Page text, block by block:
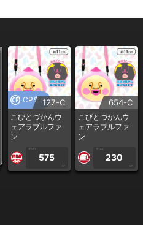
CP専用127-C
こびとづかんウ
ェアラブルファ
ン
1PLAY
575
CP
654-C
こびとづかんウ
ェアラブルファ
ン
1PLAY
230
CP